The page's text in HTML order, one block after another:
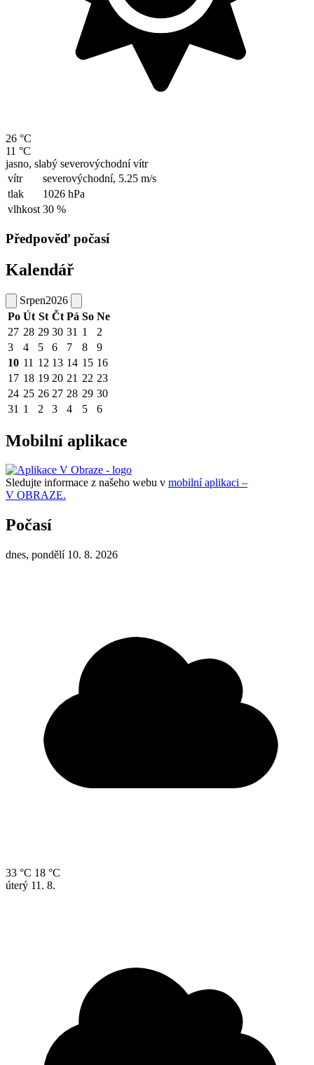
26 °C
11 °C
jasno, slabý severovýchodní vítr
vítr
severovýchodní, 5.25 m/s
tlak
1026 hPa
vlhkost 30 %
Předpověď počasí
Kalendář
Srpen2026
Po Út St Čt Pá So Ne
27 28 29 30 31 1
2
3
4 5 6 7 8
9
10 11 12 13 14 15 16
17 18 19 20 21 22 23
24 25 26 27 28 29 30
31 1 2 3 4 5 6
Mobilní aplikace
Sledujte informace z našeho webu v mobilní aplikaci –
V OBRAZE.
Počasí
dnes, pondělí 10. 8. 2026
33 °C 18 °C
úterý 11. 8.